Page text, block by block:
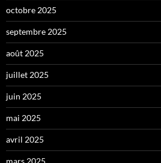
octobre 2025
septembre 2025
août 2025
juillet 2025
juin 2025
mai 2025
avril 2025